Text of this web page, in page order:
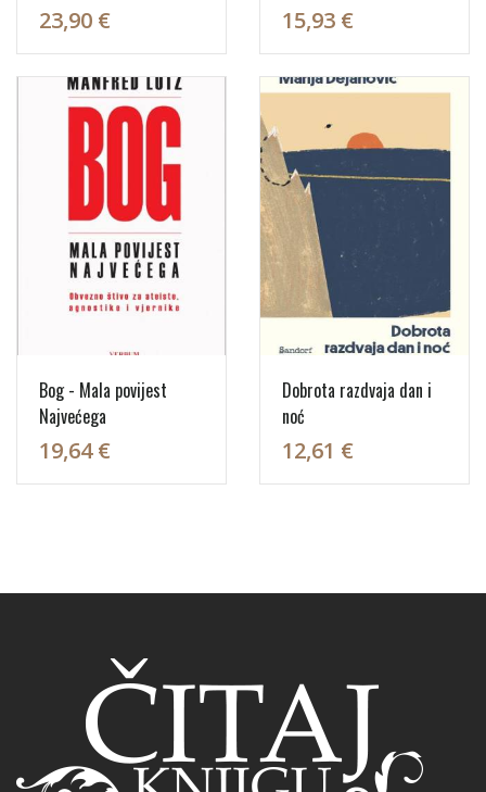
23,90 € 15,93 €
Bog - Mala povijest
Najvećega
19,64 €
Dobrota razdvaja dan i
noć
12,61 €